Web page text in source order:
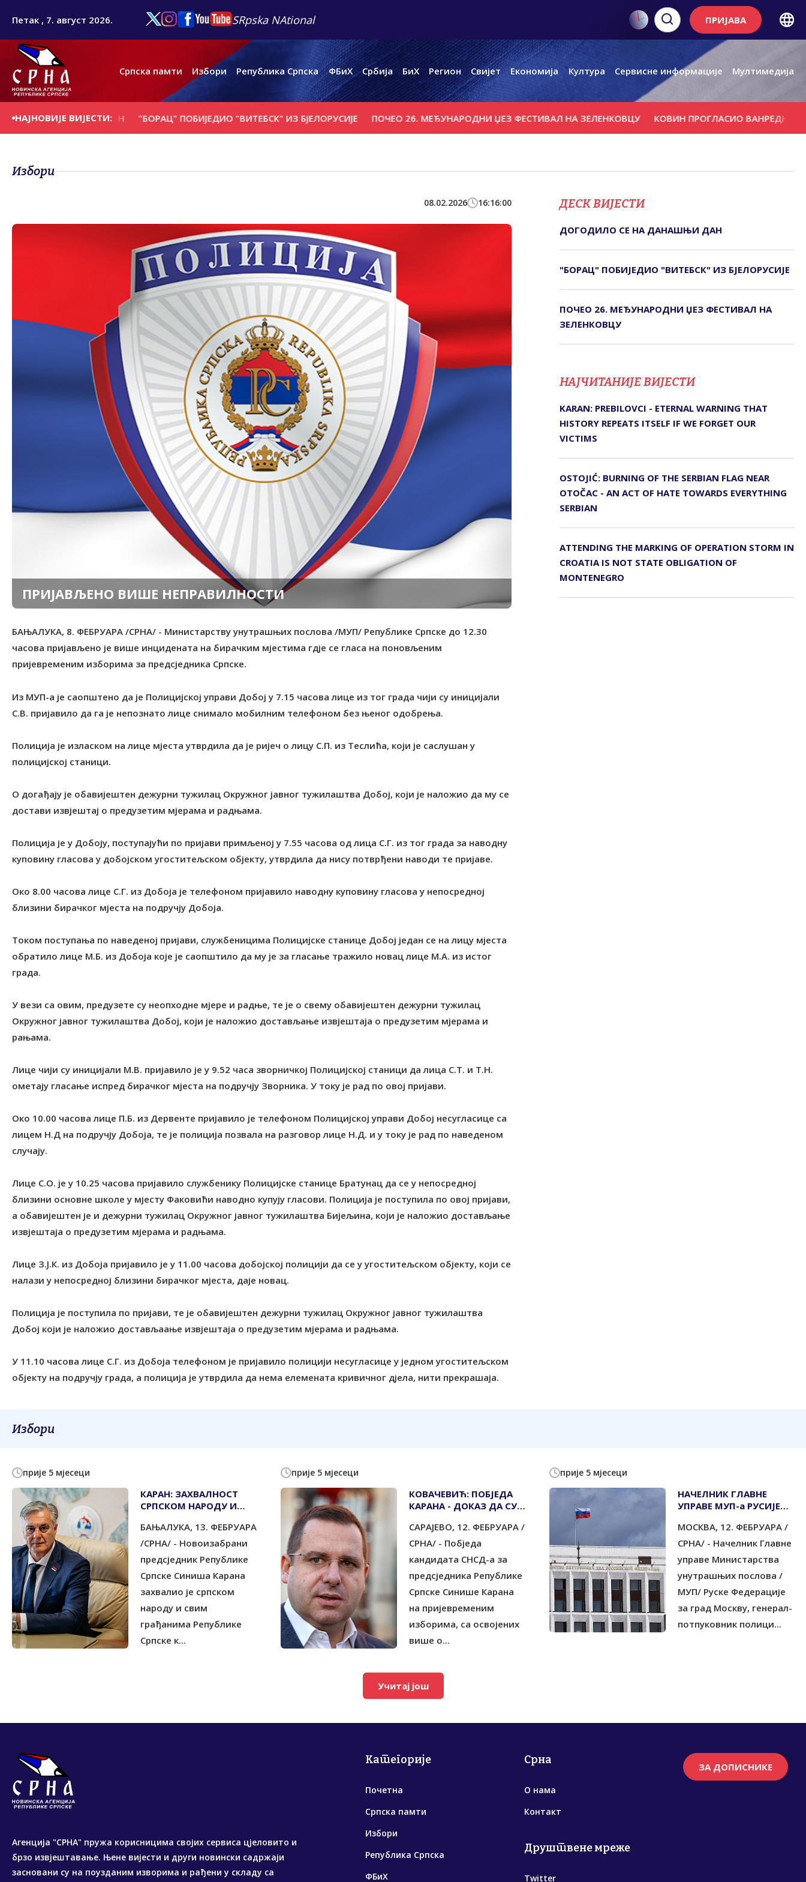
Петак , 7. август 2026. SRpska NAtional ПРИЈАВА
Српска памти Избори Република Српска ФБиХ Србија БиХ Регион Свијет Економија Култура Сервисне информације Мултимедија
НАЈНОВИЈЕ ВИЈЕСТИ:
НА ДАНАШЊИ ДАН "БОРАЦ" ПОБИЈЕДИО "ВИТЕБСК" ИЗ БЈЕЛОРУСИЈЕ ПОЧЕО 26. МЕЂУНАРОДНИ ЏЕЗ ФЕСТИВАЛ НА ЗЕЛЕНКОВЦУ КОВИН ПРОГЛАСИО ВАНРЕДНО СТАЊЕ
Избори
08.02.2026 16:16:00
ПРИЈАВЉЕНО ВИШЕ НЕПРАВИЛНОСТИ
БАЊАЛУКА, 8. ФЕБРУАРА /СРНА/ - Министарству унутрашњих послова /МУП/ Републике Српске до 12.30
часова пријављено је више инцидената на бирачким мјестима гдје се гласа на поновљеним
пријевременим изборима за предсједника Српске.
Из МУП-а је саопштено да је Полицијској управи Добој у 7.15 часова лице из тог града чији су иницијали
С.В. пријавило да га је непознато лице снимало мобилним телефоном без њеног одобрења.
Полиција је изласком на лице мјеста утврдила да је ријеч о лицу С.П. из Теслића, који је саслушан у
полицијској станици.
О догађају је обавијештен дежурни тужилац Окружног јавног тужилаштва Добој, који је наложио да му се
достави извјештај о предузетим мјерама и радњама.
Полиција је у Добоју, поступајући по пријави примљеној у 7.55 часова од лица С.Г. из тог града за наводну
куповину гласова у добојском угоститељском објекту, утврдила да нису потврђени наводи те пријаве.
Око 8.00 часова лице С.Г. из Добоја је телефоном пријавило наводну куповину гласова у непосредној
близини бирачког мјеста на подручју Добоја.
Током поступања по наведеној пријави, службеницима Полицијске станице Добој један се на лицу мјеста
обратило лице М.Б. из Добоја које је саопштило да му је за гласање тражило новац лице М.А. из истог
града.
У вези са овим, предузете су неопходне мјере и радње, те је о свему обавијештен дежурни тужилац
Окружног јавног тужилаштва Добој, који је наложио достављање извјештаја о предузетим мјерама и
рањама.
Лице чији су иницијали М.В. пријавило је у 9.52 часа зворничкој Полицијској станици да лица С.Т. и Т.Н.
ометају гласање испред бирачког мјеста на подручју Зворника. У току је рад по овој пријави.
Око 10.00 часова лице П.Б. из Дервенте пријавило је телефоном Полицијској управи Добој несугласице са
лицем Н.Д на подручју Добоја, те је полиција позвала на разговор лице Н.Д. и у току је рад по наведеном
случају.
Лице С.О. је у 10.25 часова пријавило службенику Полицијске станице Братунац да се у непосредној
близини основне школе у мјесту Факовићи наводно купују гласови. Полиција је поступила по овој пријави,
а обавијештен је и дежурни тужилац Окружног јавног тужилаштва Бијељина, који је наложио достављање
извјештаја о предузетим мјерама и радњама.
Лице З.Ј.К. из Добоја пријавило је у 11.00 часова добојској полицији да се у угоститељском објекту, који се
налази у непосредној близини бирачког мјеста, даје новац.
Полиција је поступила по пријави, те је обавијештен дежурни тужилац Окружног јавног тужилаштва
Добој који је наложио достављаање извјештаја о предузетим мјерама и радњама.
У 11.10 часова лице С.Г. из Добоја телефоном је пријавило полицији несугласице у једном угоститељском
објекту на подручју града, а полиција је утврдила да нема елемената кривичног дјела, нити прекрашаја.
ДЕСК ВИЈЕСТИ
ДОГОДИЛО СЕ НА ДАНАШЊИ ДАН
"БОРАЦ" ПОБИЈЕДИО "ВИТЕБСК" ИЗ БЈЕЛОРУСИЈЕ
ПОЧЕО 26. МЕЂУНАРОДНИ ЏЕЗ ФЕСТИВАЛ НА
ЗЕЛЕНКОВЦУ
НАЈЧИТАНИЈЕ ВИЈЕСТИ
KARAN: PREBILOVCI - ETERNAL WARNING THAT
HISTORY REPEATS ITSELF IF WE FORGET OUR
VICTIMS
OSTOJIĆ: BURNING OF THE SERBIAN FLAG NEAR
OTOČAC - AN ACT OF HATE TOWARDS EVERYTHING
SERBIAN
ATTENDING THE MARKING OF OPERATION STORM IN
CROATIA IS NOT STATE OBLIGATION OF
MONTENEGRO
Избори
прије 5 мјесеци
КАРАН: ЗАХВАЛНОСТ
СРПСКОМ НАРОДУ И
СРПСКЕ КОЈИ СУ
ИЗАШЛИ НА ИЗБОРЕ
БАЊАЛУКА, 13. ФЕБРУАРА
/СРНА/ - Новоизабрани
предсједник Републике
Српске Синиша Карана
захвалио је српском
народу и свим
грађанима Републике
Српске к...
прије 5 мјесеци
КОВАЧЕВИЋ: ПОБЈЕДА
КАРАНА - ДОКАЗ ДА СУ
БРАНЕ СРПСКУ
САРАЈЕВО, 12. ФЕБРУАРА /
СРНА/ - Побједа
кандидата СНСД-а за
предсједника Републике
Српске Синише Карана
на пријевременим
изборима, са освојених
више о...
прије 5 мјесеци
НАЧЕЛНИК ГЛАВНЕ
УПРАВЕ МУП-а РУСИЈЕ
ЧЕСТИТАО КАРАНУ
ИЗБОРНУ ПОБЈЕДУ
МОСКВА, 12. ФЕБРУАРА /
СРНА/ - Начелник Главне
управе Министарства
унутрашњих послова /
МУП/ Руске Федерације
за град Москву, генерал-
потпуковник полици...
Учитај још
Агенција "СРНА" пружа корисницима својих сервиса цјеловито и
брзо извјештавање. Њене вијести и други новински садржаји
засновани су на поузданим изворима и рађени у складу са
Категорије
Почетна
Српска памти
Избори
Република Српска
ФБиХ
Срна
О нама
Контакт
Друштвене мреже
Twitter
ЗА ДОПИСНИКЕ